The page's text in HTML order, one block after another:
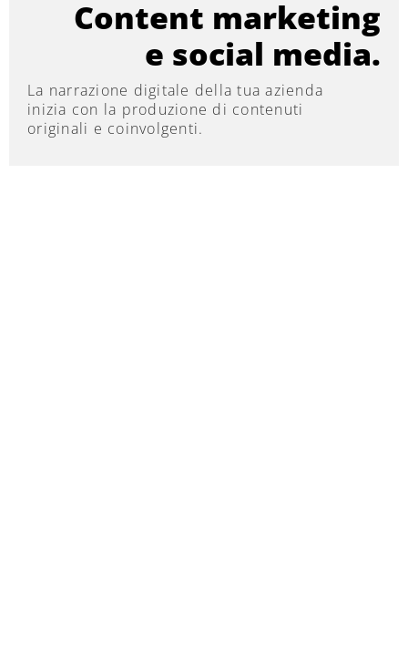
Content marketing
e social media.
La narrazione digitale della tua azienda
inizia con la produzione di contenuti
originali e coinvolgenti.